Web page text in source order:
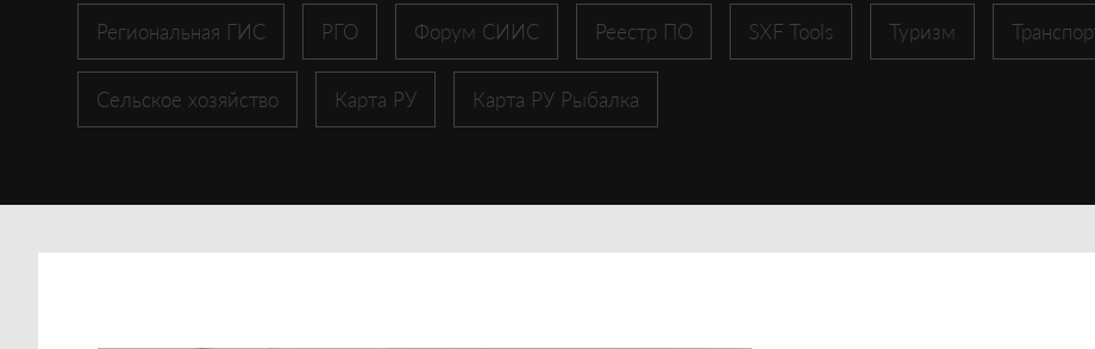
Региональная ГИС РГО Форум СИИС Реестр ПО SXF Tools Туризм
Сельское хозяйство Карта РУ Карта РУ Рыбалка